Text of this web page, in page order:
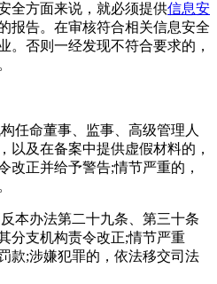
全方面来说，就必须提供信息安
报告。在审核符合相关信息安全
。否则一经发现不符合要求的，
命董事、监事、高级管理人
以及在备案中提供虚假材料的，
改正并给予警告;情节严重的，
办法第二十九条、第三十条
分支机构责令改正;情节严重
款;涉嫌犯罪的，依法移交司法